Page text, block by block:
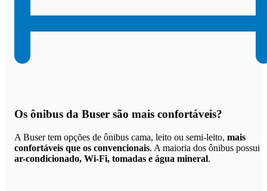
Os ônibus da Buser são mais confortáveis?
A Buser tem opções de ônibus cama, leito ou semi-leito, mais
confortáveis que os convencionais. A maioria dos ônibus possui
ar-condicionado, Wi-Fi, tomadas e água mineral.